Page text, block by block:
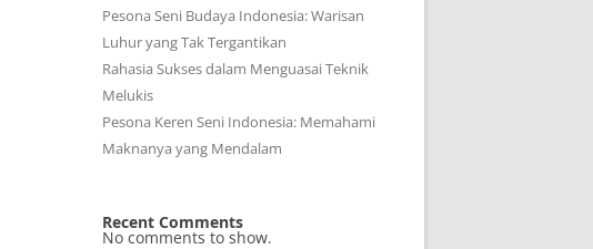
Pesona Seni Budaya Indonesia: Warisan
Luhur yang Tak Tergantikan
Rahasia Sukses dalam Menguasai Teknik
Melukis
Pesona Keren Seni Indonesia: Memahami
Maknanya yang Mendalam
Recent Comments
No comments to show.